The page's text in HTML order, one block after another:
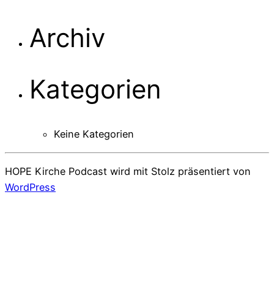
Archiv
Kategorien
Keine Kategorien
HOPE Kirche Podcast wird mit Stolz präsentiert von
WordPress